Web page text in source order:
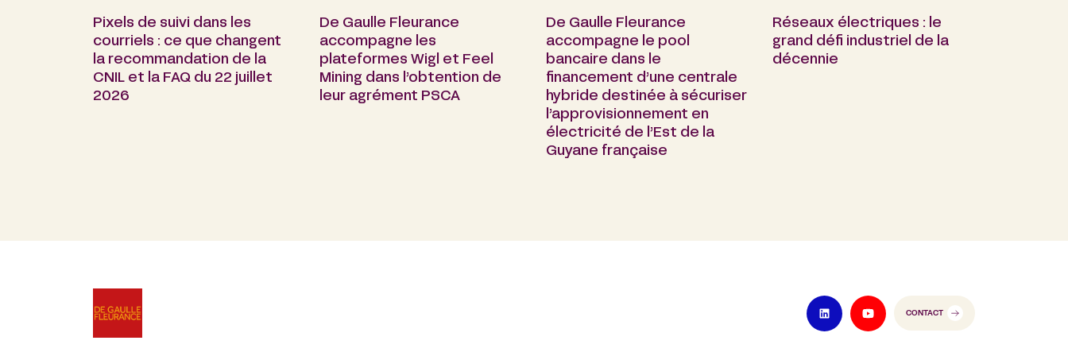
Pixels de suivi dans les
courriels : ce que changent
la recommandation de la
CNIL et la FAQ du 22 juillet
2026
De Gaulle Fleurance
accompagne les
plateformes Wigl et Feel
Mining dans l’obtention de
leur agrément PSCA
De Gaulle Fleurance
accompagne le pool
bancaire dans le
financement d’une centrale
hybride destinée à sécuriser
l’approvisionnement en
électricité de l’Est de la
Guyane française
Réseaux électriques : le
grand défi industriel de la
décennie
CONTACT